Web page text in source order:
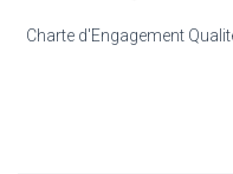
Charte d'Engagement